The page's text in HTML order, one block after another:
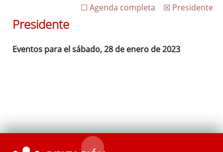
☒ Presidente
☐ Agenda completa
Presidente
Eventos para el sábado, 28 de enero de 2023